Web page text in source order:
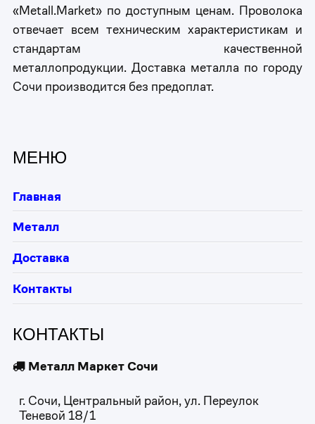
«Metall.Market» по доступным ценам. Проволока
отвечает всем техническим характеристикам и
стандартам качественной
металлопродукции. Доставка металла по городу
Сочи производится без предоплат.
МЕНЮ
Главная
Металл
Доставка
Контакты
КОНТАКТЫ
Металл Маркет Сочи
г. Сочи, Центральный район, ул. Переулок
Теневой 18/1